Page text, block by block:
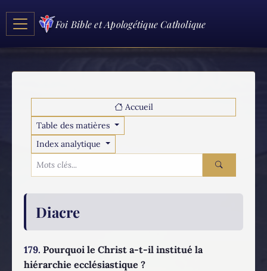
Foi Bible et Apologétique Catholique
Accueil
Table des matières
Index analytique
Diacre
179. Pourquoi le Christ a-t-il institué la
hiérarchie ecclésiastique ?